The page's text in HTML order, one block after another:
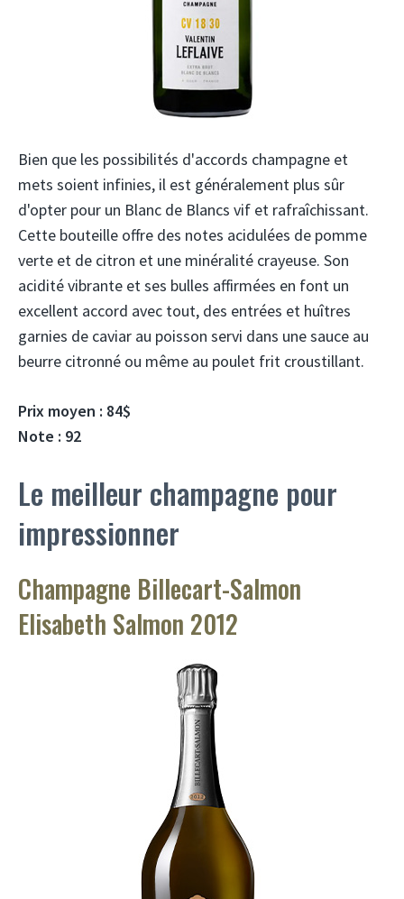
Bien que les possibilités d'accords champagne et
mets soient infinies, il est généralement plus sûr
d'opter pour un Blanc de Blancs vif et rafraîchissant.
Cette bouteille offre des notes acidulées de pomme
verte et de citron et une minéralité crayeuse. Son
acidité vibrante et ses bulles affirmées en font un
excellent accord avec tout, des entrées et huîtres
garnies de caviar au poisson servi dans une sauce au
beurre citronné ou même au poulet frit croustillant.
Prix ​​moyen : 84$
Note : 92
Le meilleur champagne pour
impressionner
Champagne Billecart-Salmon
Elisabeth Salmon 2012